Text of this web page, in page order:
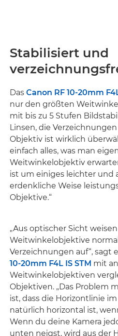
Stabilisiert und
Das Canon RF 10-20mm
nur den größten
mit bis zu 5 Stufen
Linsen, die
Objektiv ist wirklich
einfach alles, was man
Weitwinkelobjektiv
ist um einiges leichter und
erdenkliche Weise
Objektive.“
„Aus optischer Sicht
Weitwinkelobjektive
Verzeichnungen auf“, sagt
10-20mm F4L IS STM mit
Weitwinkelobjektiven
Objektiven. „Das Problem
ist, dass die Horizontlinie
natürlich horizontal ist,
Wenn du deine Kamera
unten neigst, wird aus der